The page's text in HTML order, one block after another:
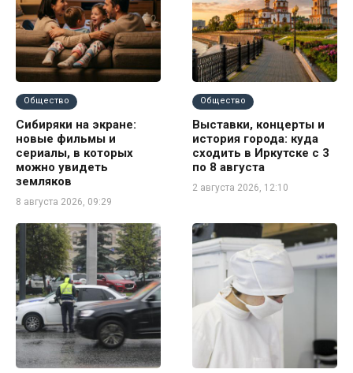
Общество
Сибиряки на экране:
новые фильмы и
сериалы, в которых
можно увидеть
земляков
8 августа 2026, 09:29
Общество
Выставки, концерты и
история города: куда
сходить в Иркутске с 3
по 8 августа
2 августа 2026, 12:10